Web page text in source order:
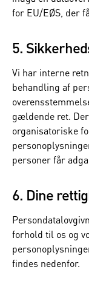
for EU/EØS, der
5.
Vi har interne
behandling af
gældende ret.
organisatoriske
personer får
6. Dine
forhold til os og
findes nedenfor.